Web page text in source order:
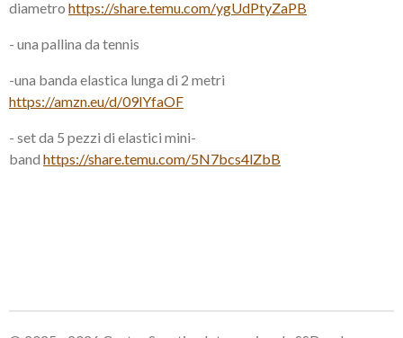
diametro https://share.temu.com/ygUdPtyZaPB
- una pallina da tennis
-una banda elastica lunga di 2 metri
https://amzn.eu/d/09lYfaOF
- set da 5 pezzi di elastici mini-
band https://share.temu.com/5N7bcs4lZbB